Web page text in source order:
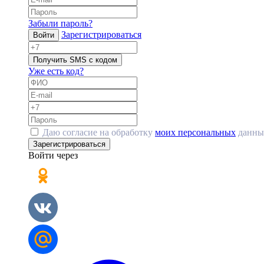
Забыли пароль?
Войти Зарегистрироваться
Получить SMS с кодом
Уже есть код?
Даю согласие на обработку моих персональных
Зарегистрироваться
Войти через